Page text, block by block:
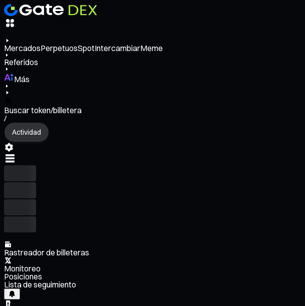
MercadosPerpetuosSpotIntercambiarMeme
Referidos
Más
Buscar token/billetera
/
Actividad
Rastreador de billeteras
Monitoreo
Posiciones
Lista de seguimiento